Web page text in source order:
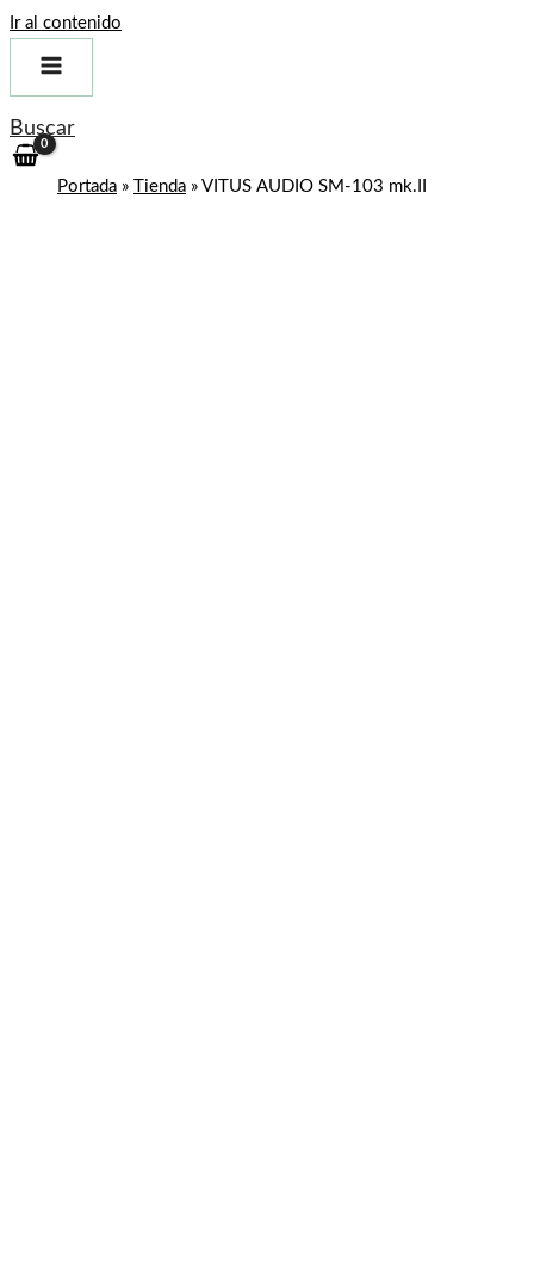
Ir al contenido
Buscar
Portada » Tienda » VITUS AUDIO SM-103 mk.II